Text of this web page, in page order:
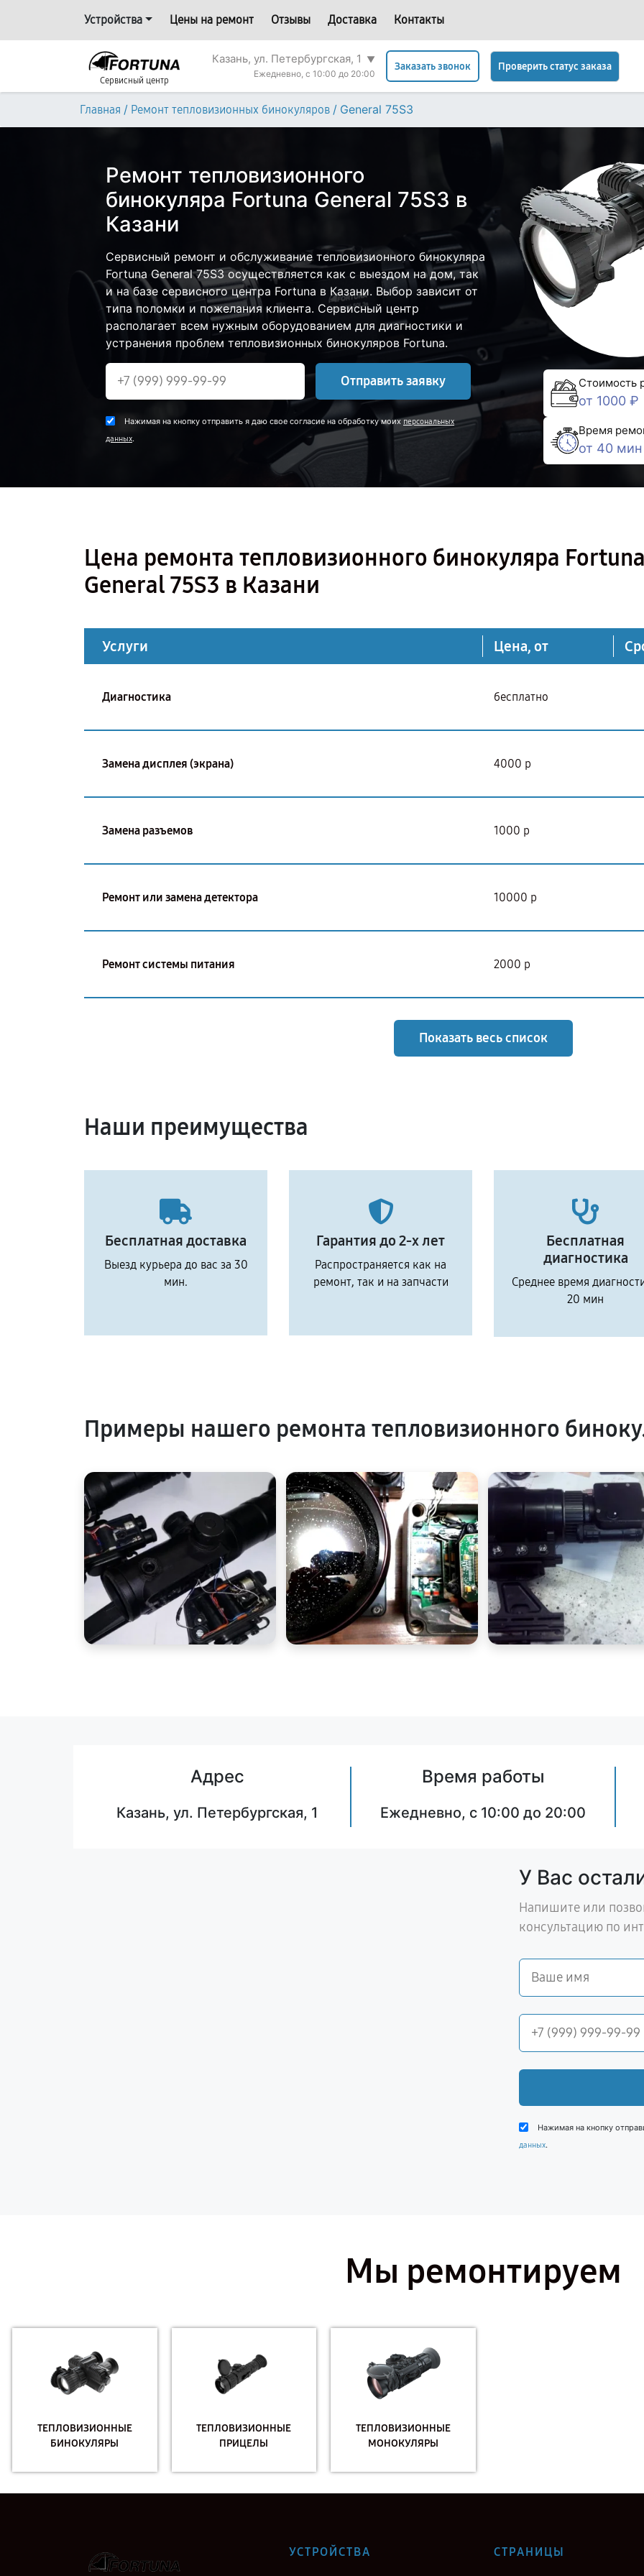
Устройства Цены на ремонт Отзывы Доставка Контакты
Сервисный центр
Казань, ул. Петербургская, 1
▼
Ежедневно, с 10:00 до 20:00
Заказать звонок Проверить статус заказа
Главная / Ремонт тепловизионных бинокуляров / General 75S3
Ремонт тепловизионного
бинокуляра Fortuna General 75S3 в
Казани
Сервисный ремонт и обслуживание тепловизионного бинокуляра
Fortuna General 75S3 осуществляется как с выездом на дом, так
и на базе сервисного центра Fortuna в Казани. Выбор зависит от
типа поломки и пожелания клиента. Сервисный центр
располагает всем нужным оборудованием для диагностики и
устранения проблем тепловизионных бинокуляров Fortuna.
Отправить заявку
Нажимая на кнопку отправить я даю свое согласие на обработку моихперсональных
данных.
Стоимость
от 1000 ₽
Время
от 40 мин
Цена ремонта тепловизионного бинокуляра
General 75S3 в Казани
Услуги Цена, от
Диагностика бесплатно
Замена дисплея (экрана) 4000 р
Замена разъемов 1000 р
Ремонт или замена детектора 10000 р
Ремонт системы питания 2000 р
Показать весь список
Наши преимущества
Бесплатная доставка
Выезд курьера до вас за 30
мин.
Гарантия до 2-х лет
Распространяется как на
ремонт, так и на запчасти
Бесплатная
диагностика
Среднее время
20 мин
Примеры нашего ремонта тепловизионного
Адрес
Казань, ул. Петербургская, 1
Время работы
Ежедневно, с 10:00 до 20:00
У Вас
Напишите или
консультацию по
Нажимая на кнопку
данных.
Мы ремонтируем
ТЕПЛОВИЗИОННЫЕ
БИНОКУЛЯРЫ
ТЕПЛОВИЗИОННЫЕ
ПРИЦЕЛЫ
ТЕПЛОВИЗИОННЫЕ
МОНОКУЛЯРЫ
УСТРОЙСТВА СТРАНИЦЫ